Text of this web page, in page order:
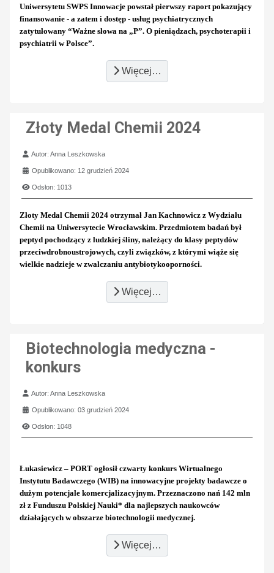
Uniwersytetu SWPS Innowacje powstał pierwszy raport pokazujący
finansowanie - a zatem i dostęp - usług psychiatrycznych
zatytułowany “Ważne słowa na „P”. O pieniądzach, psychoterapii i
psychiatrii w Polsce”.
Więcej…
Złoty Medal Chemii 2024
Szczegóły
Autor:Anna Leszkowska
Opublikowano: 12 grudzień 2024
Odsłon: 1013
Złoty Medal Chemii 2024 otrzymał Jan Kachnowicz z Wydziału
Chemii na Uniwersytecie Wrocławskim. Przedmiotem badań był
peptyd pochodzący z ludzkiej śliny, należący do klasy peptydów
przeciwdrobnoustrojowych, czyli związków, z którymi wiąże się
wielkie nadzieje w zwalczaniu antybiotykooporności.
Więcej…
Biotechnologia medyczna -
konkurs
Szczegóły
Autor:Anna Leszkowska
Opublikowano: 03 grudzień 2024
Odsłon: 1048
Łukasiewicz – PORT ogłosił czwarty konkurs Wirtualnego
Instytutu Badawczego (WIB) na innowacyjne projekty badawcze o
dużym potencjale komercjalizacyjnym. Przeznaczono nań 142 mln
zł z Funduszu Polskiej Nauki* dla najlepszych naukowców
działających w obszarze biotechnologii medycznej.
Więcej…